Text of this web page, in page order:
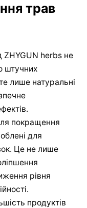
трав
ZHYGUN herbs не
штучних
лише натуральні
покращення
для
Це не лише
рівня
продуктів